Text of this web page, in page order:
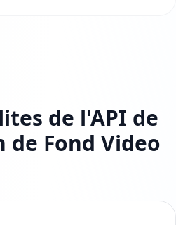
de l'API de
de Fond Video